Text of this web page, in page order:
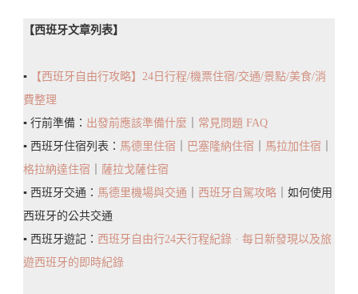
到
德
里
中
【西班牙文章列表】
▪️
【西班牙自由行攻略】24日行程/機票住宿/交通/景點/美食/消
費整理
▪️ 行前準備： 出發前應該準備什麼
常見問題 FAQ
▪️ 西班牙住宿列表： 馬德里住宿 巴塞隆納住宿 馬拉加住宿
格拉納達住宿
薩拉戈薩住宿
▪️ 西班牙交通： 馬德里機場與交通 西班牙自駕攻略 ｜如何使用
西班牙的公共交通
▪️ 西班牙遊記： 西班牙自由行24天行程紀錄 · 每日新發現以及旅
遊西班牙的即時紀錄